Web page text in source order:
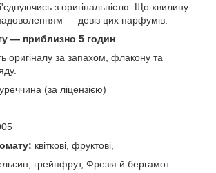
з оригінальністю. Що хвилину
— девіз цих парфумів.
— приблизно 5 годин
оригіналу за запахом, флакону та
(за ліцензією)
квіткові, фруктові,
грейпфрут, Фрезія й бергамот